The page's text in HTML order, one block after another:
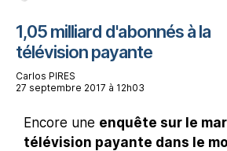
1,05 milliard d'abonnés à la
télévision payante
Carlos PIRES
27 septembre 2017 à 12h03
Encore une enquête sur le
télévision payante dans le